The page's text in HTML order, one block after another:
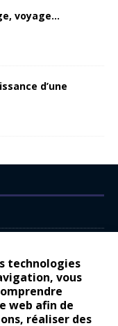
technologies
vous
web afin de
réaliser des
voyage…
d’une